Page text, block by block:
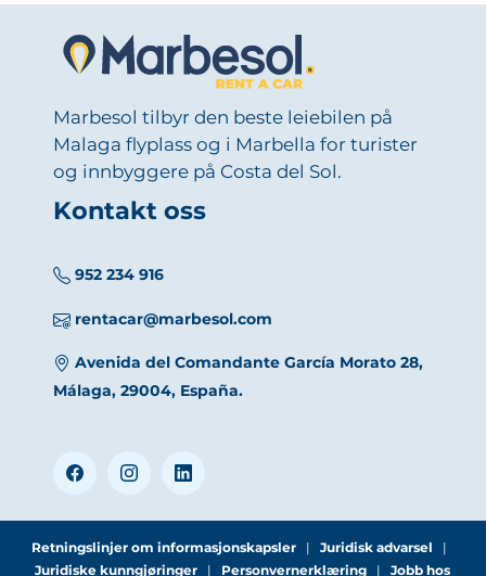
Marbesol tilbyr den beste leiebilen på
Malaga flyplass og i Marbella for turister
og innbyggere på Costa del Sol.
Kontakt oss
952 234 916
rentacar@marbesol.com
Avenida del Comandante García Morato 28,
Málaga, 29004, España.
Retningslinjer om informasjonskapsler | Juridisk advarsel
|
Juridiske kunngjøringer
| Personvernerklæring | Jobb hos